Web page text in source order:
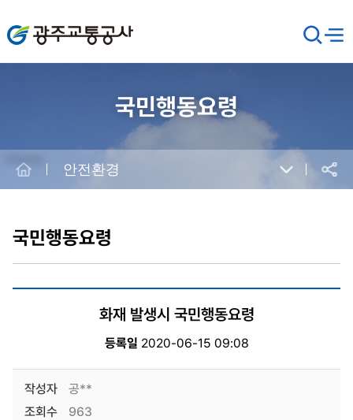
광주교통공사
검
색
창
메뉴
국민행동요령
공유
안전환경
국민행동요령
화재 발생시 국민행동요령
등록일 2020-06-15 09:08
작성자
공**
조회수
963